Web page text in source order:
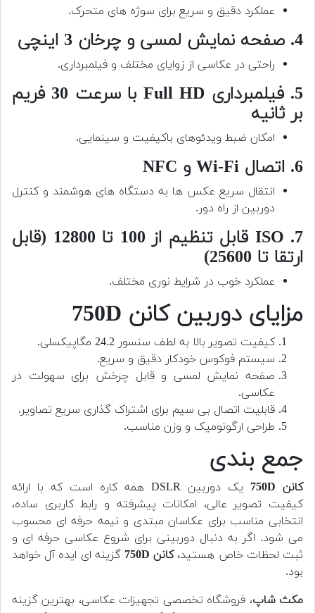
عملکرد دقیق و سریع برای سوژه های متحرک.
4. صفحه نمایش لمسی و چرخان 3 اینچی
راحتی در عکاسی از زوایای مختلف و فیلمبرداری.
5. فیلمبرداری Full HD با سرعت 30 فریم
بر ثانیه
امکان ضبط ویدئوهای باکیفیت و سینمایی.
6. اتصال Wi-Fi و NFC
انتقال سریع عکس ها به دستگاه های هوشمند و کنترل
دوربین از راه دور.
7. ISO قابل تنظیم از 100 تا 12800 (قابل
ارتقا تا 25600)
عملکرد خوب در شرایط نوری مختلف.
مزایای دوربین کانن 750D
کیفیت تصویر بالا به لطف سنسور 24.2 مگاپیکسلی.
سیستم فوکوس خودکار دقیق و سریع.
صفحه نمایش لمسی و قابل چرخش برای سهولت در
عکاسی.
قابلیت اتصال بی سیم برای اشتراک گذاری سریع تصاویر.
طراحی ارگونومیک و وزن مناسب.
جمع بندی
کانن 750D
یک دوربین DSLR همه کاره است که با ارائه
کیفیت تصویر عالی، امکانات پیشرفته و رابط کاربری ساده،
انتخابی مناسب برای عکاسان مبتدی و نیمه حرفه ای محسوب
می شود. اگر به دنبال دوربینی برای شروع عکاسی حرفه ای و
ثبت لحظات خاص هستید،کانن 750D
گزینه ای ایده آل خواهد
بود.
مکث شاپ، فروشگاه تخصصی تجهیزات عکاسی، بهترین گزینه